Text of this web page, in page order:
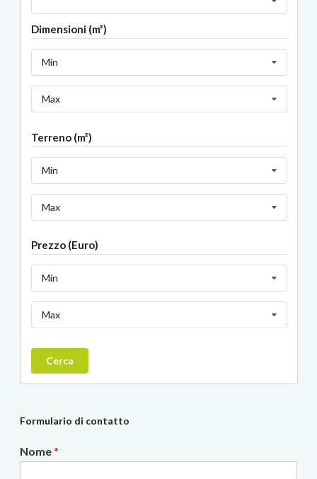
Dimensioni (m²)
Min
Max
Terreno (m²)
Min
Max
Prezzo (Euro)
Min
Max
Cerca
Formulario di contatto
Nome*